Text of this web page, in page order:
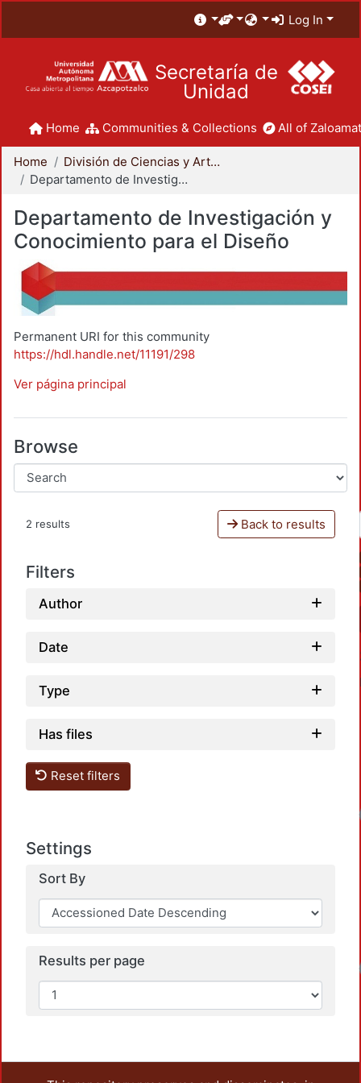
Log In
Secretaría de
Unidad
Home Communities & Collections All of
Home
División de Ciencias y Artes para el Diseño
Departamento de Investigación y Conocimiento para el Diseño
Departamento de Investigación y
Conocimiento para el Diseño
Permanent URI for this community
https://hdl.handle.net/11191/298
Ver página principal
Browse
2 results Back to results
Filters
Author
Date
Type
Has files
Reset filters
Settings
Sort By
Results per page